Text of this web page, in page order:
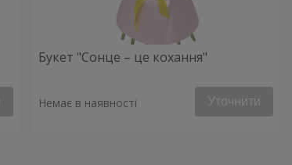
Букет "Сонце – це кохання"
Немає в наявності Уточнити